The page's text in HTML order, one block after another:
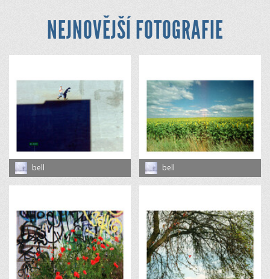
NEJNOVĚJŠÍ FOTOGRAFIE
bell bell